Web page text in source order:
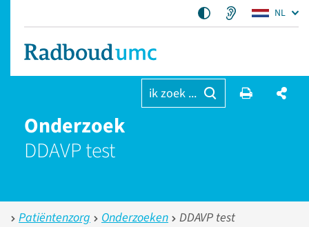
NL
ik zoek ...
Onderzoek
DDAVP test
Patiëntenzorg Onderzoeken DDAVP test